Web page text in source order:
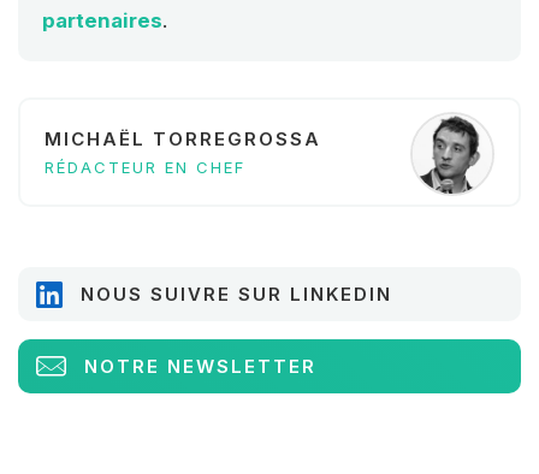
partenaires.
MICHAËL TORREGROSSA
RÉDACTEUR EN CHEF
NOUS SUIVRE SUR LINKEDIN
NOTRE NEWSLETTER